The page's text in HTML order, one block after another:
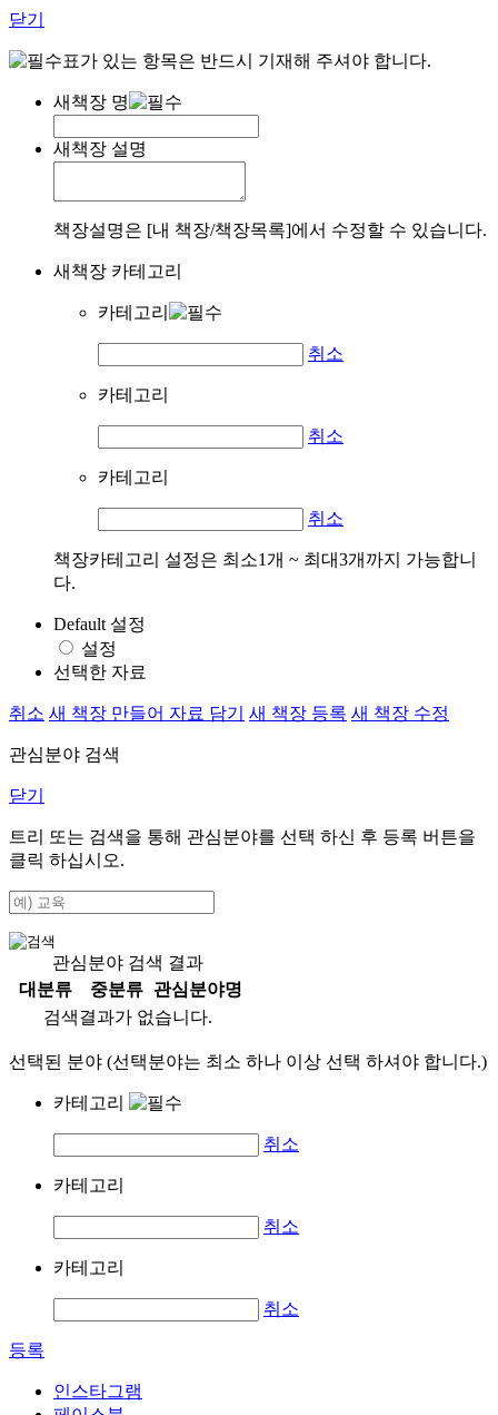
닫기
표가 있는 항목은 반드시 기재해 주셔야 합니다.
새책장 명
새책장 설명
책장설명은 [내 책장/책장목록]에서 수정할 수 있습니다.
새책장 카테고리
카테고리
취소
카테고리
취소
카테고리
취소
책장카테고리 설정은 최소1개 ~ 최대3개까지 가능합니
다.
Default 설정
설정
선택한 자료
취소 새 책장 만들어 자료 담기 새 책장 등록 새 책장 수정
관심분야 검색
닫기
트리 또는 검색을 통해 관심분야를 선택 하신 후 등록 버튼을
클릭 하십시오.
관심분야 검색 결과
대분류
중분류
관심분야명
검색결과가 없습니다.
선택된 분야 (선택분야는 최소 하나 이상 선택 하셔야 합니다.)
카테고리
취소
카테고리
취소
카테고리
취소
등록
인스타그램